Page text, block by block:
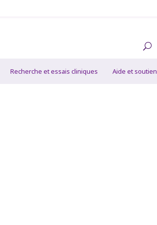
Recherche et essais cliniques Aide et soutien